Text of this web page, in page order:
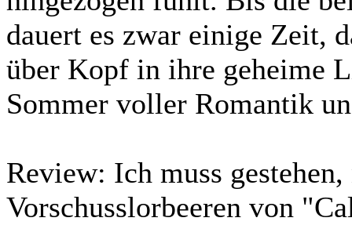
dauert es zwar einige Zeit,
über Kopf in ihre geheime
Sommer voller Romantik
Review: Ich muss gestehen,
Vorschusslorbeeren von